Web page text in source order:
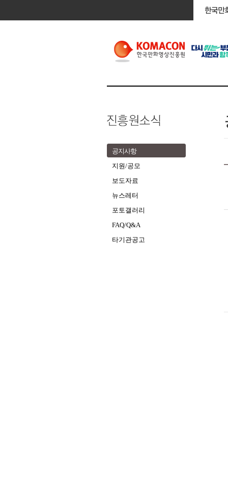
공지사항
지원/공모
보도자료
뉴스레터
포토갤러리
FAQ/Q&A
타기관공고